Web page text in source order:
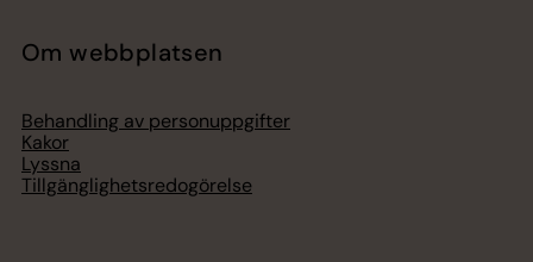
Om webbplatsen
Behandling av personuppgifter
Kakor
Lyssna
Tillgänglighetsredogörelse